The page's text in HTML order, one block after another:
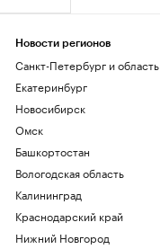
Новости регионов
Санкт-Петербург и область
Екатеринбург
Новосибирск
Омск
Башкортостан
Вологодская область
Калининград
Краснодарский край
Нижний Новгород